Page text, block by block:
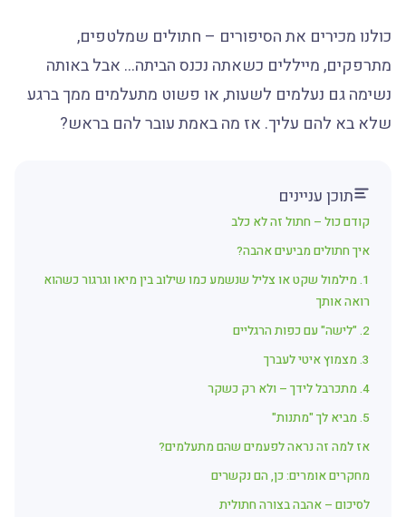
כולנו מכירים את הסיפורים – חתולים שמלטפים,
מתרפקים, מייללים כשאתה נכנס הביתה… אבל באותה
נשימה גם נעלמים לשעות, או פשוט מתעלמים ממך ברגע
שלא בא להם עליך. אז מה באמת עובר להם בראש?
תוכן עניינים
קודם כול – חתול זה לא כלב
איך חתולים מביעים אהבה?
1. מילמול שקט או צליל שנשמע כמו שילוב בין מיאו וגרגור כשהוא
רואה אותך
2. "לישה" עם כפות הרגליים
3. מצמוץ איטי לעברך
4. מתכרבל לידך – ולא רק כשקר
5. מביא לך "מתנות"
אז למה זה נראה לפעמים שהם מתעלמים?
מחקרים אומרים: כן, הם נקשרים
לסיכום – אהבה בצורה חתולית